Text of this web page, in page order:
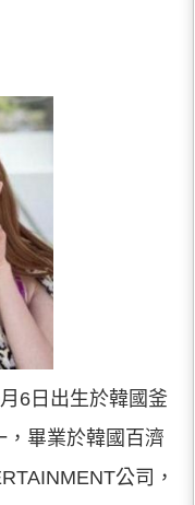
6日出生於韓國釜
，畢業於韓國百濟
公司，